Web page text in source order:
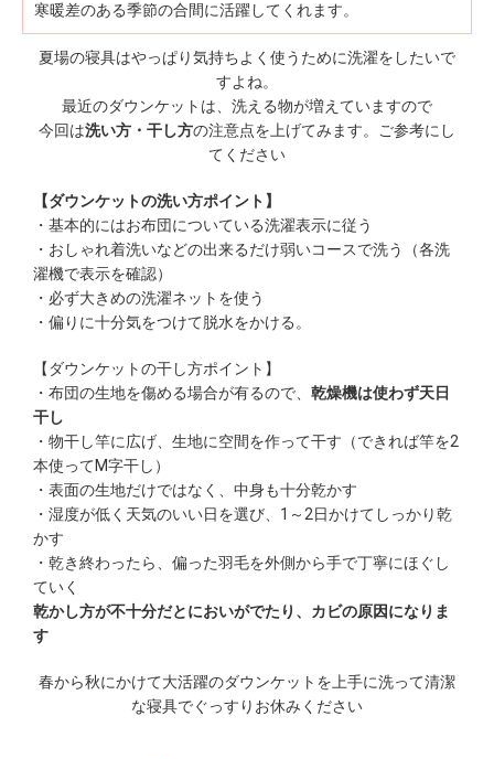
寒暖差のある季節の合間に活躍してくれます。
夏場の寝具はやっぱり気持ちよく使うために洗濯をしたいで
すよね。
最近のダウンケットは、洗える物が増えていますので
今回は洗い方・干し方の注意点を上げてみます。ご参考にし
てください
【ダウンケットの洗い方ポイント】
・基本的にはお布団についている洗濯表示に従う
・おしゃれ着洗いなどの出来るだけ弱いコースで洗う（各洗
濯機で表示を確認）
・必ず大きめの洗濯ネットを使う
・偏りに十分気をつけて脱水をかける。
【ダウンケットの干し方ポイント】
・布団の生地を傷める場合が有るので、 乾燥機は使わず天日
干し
・物干し竿に広げ、生地に空間を作って干す（できれば竿を2
本使ってM字干し）
・表面の生地だけではなく、中身も十分乾かす
・湿度が低く天気のいい日を選び、1～2日かけてしっかり乾
かす
・乾き終わったら、偏った羽毛を外側から手で丁寧にほぐし
ていく
乾かし方が不十分だとにおいがでたり、カビの原因になりま
す
春から秋にかけて大活躍のダウンケットを上手に洗って清潔
な寝具でぐっすりお休みください